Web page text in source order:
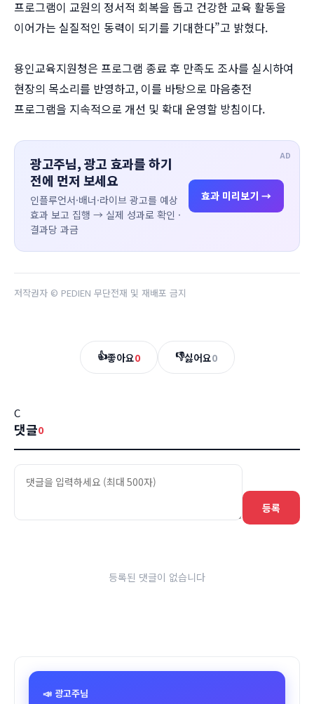
프로그램이 교원의 정서적 회복을 돕고 건강한 교육 활동을
이어가는 실질적인 동력이 되기를 기대한다”고 밝혔다.
용인교육지원청은 프로그램 종료 후 만족도 조사를 실시하여
현장의 목소리를 반영하고, 이를 바탕으로 마음충전
프로그램을 지속적으로 개선 및 확대 운영할 방침이다.
AD
광고주님, 광고 효과를 하기
전에 먼저 보세요
인플루언서·배너·라이브 광고를 예상
효과 보고 집행 → 실제 성과로 확인 ·
결과당 과금
효과 미리보기 →
저작권자 © PEDIEN 무단전재 및 재배포 금지
👍좋아요0 👎싫어요0
C
댓글0
등록
등록된 댓글이 없습니다
📣 광고주님